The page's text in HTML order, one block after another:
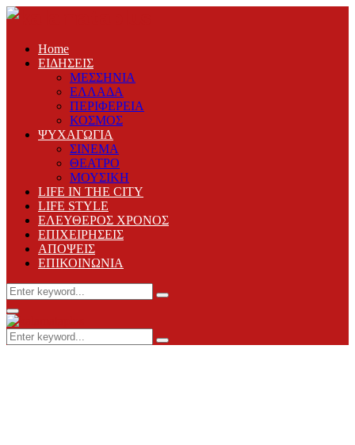
Home
ΕΙΔΗΣΕΙΣ
ΜΕΣΣΗΝΙΑ
ΕΛΛΑΔΑ
ΠΕΡΙΦΕΡΕΙΑ
ΚΟΣΜΟΣ
ΨΥΧΑΓΩΓΙΑ
ΣΙΝΕΜΑ
ΘΕΑΤΡΟ
ΜΟΥΣΙΚΗ
LIFE IN THE CITY
LIFE STYLE
ΕΛΕΥΘΕΡΟΣ ΧΡΟΝΟΣ
ΕΠΙΧΕΙΡΗΣΕΙΣ
ΑΠΟΨΕΙΣ
ΕΠΙΚΟΙΝΩΝΙΑ
Search
for:
Search
Primary
Menu
Search
for:
Search